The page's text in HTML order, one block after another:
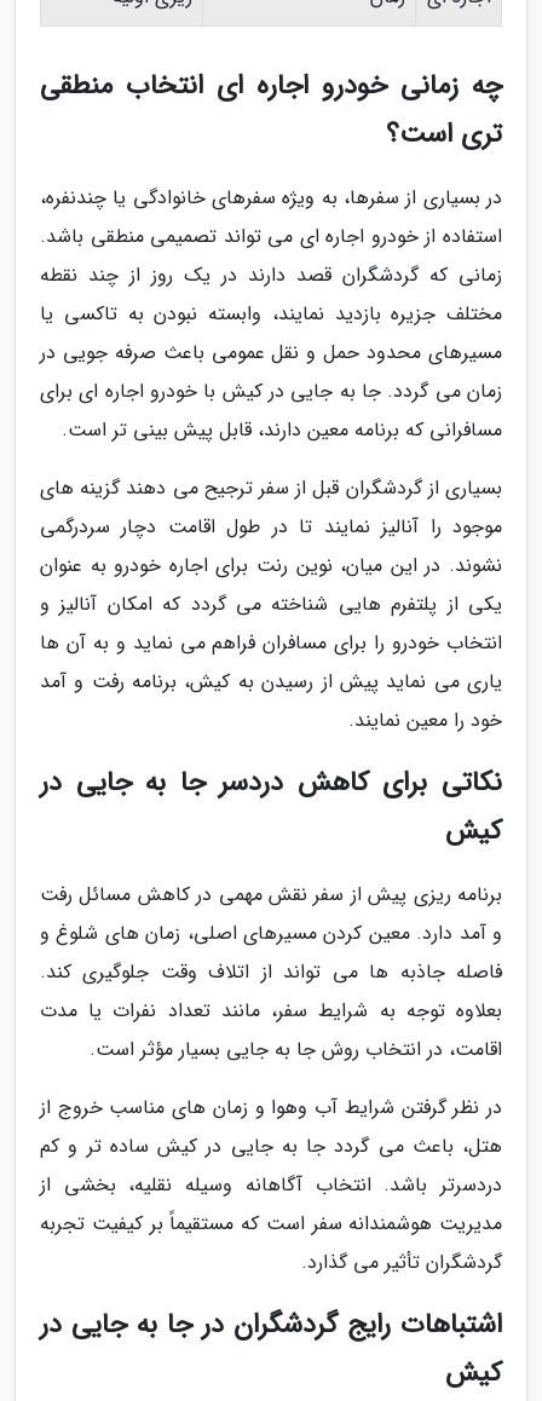
چه زمانی خودرو اجاره ای انتخاب منطقی
تری است؟
در بسیاری از سفرها، به ویژه سفرهای خانوادگی یا چندنفره،
استفاده از خودرو اجاره ای می تواند تصمیمی منطقی باشد.
زمانی که گردشگران قصد دارند در یک روز از چند نقطه
مختلف جزیره بازدید نمایند، وابسته نبودن به تاکسی یا
مسیرهای محدود حمل و نقل عمومی باعث صرفه جویی در
زمان می گردد. جا به جایی در کیش با خودرو اجاره ای برای
مسافرانی که برنامه معین دارند، قابل پیش بینی تر است.
بسیاری از گردشگران قبل از سفر ترجیح می دهند گزینه های
موجود را آنالیز نمایند تا در طول اقامت دچار سردرگمی
نشوند. در این میان، نوین رنت برای اجاره خودرو به عنوان
یکی از پلتفرم هایی شناخته می گردد که امکان آنالیز و
انتخاب خودرو را برای مسافران فراهم می نماید و به آن ها
یاری می نماید پیش از رسیدن به کیش، برنامه رفت و آمد
خود را معین نمایند.
نکاتی برای کاهش دردسر جا به جایی در
کیش
برنامه ریزی پیش از سفر نقش مهمی در کاهش مسائل رفت
و آمد دارد. معین کردن مسیرهای اصلی، زمان های شلوغ و
فاصله جاذبه ها می تواند از اتلاف وقت جلوگیری کند.
بعلاوه توجه به شرایط سفر، مانند تعداد نفرات یا مدت
اقامت، در انتخاب روش جا به جایی بسیار مؤثر است.
در نظر گرفتن شرایط آب وهوا و زمان های مناسب خروج از
هتل، باعث می گردد جا به جایی در کیش ساده تر و کم
دردسرتر باشد. انتخاب آگاهانه وسیله نقلیه، بخشی از
مدیریت هوشمندانه سفر است که مستقیماً بر کیفیت تجربه
گردشگران تأثیر می گذارد.
اشتباهات رایج گردشگران در جا به جایی در
کیش